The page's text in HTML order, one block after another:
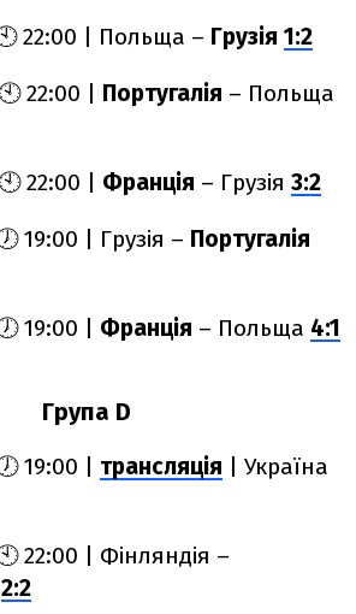
22:00 | Польща – Грузія 1:2
22:00 | Португалія – Польща
22:00 | Франція – Грузія 3:2
19:00 | Грузія – Португалія
19:00 | Франція – Польща 4:1
Група D
19:00 | трансляція | Україна
22:00 | Фінляндія –
2:2